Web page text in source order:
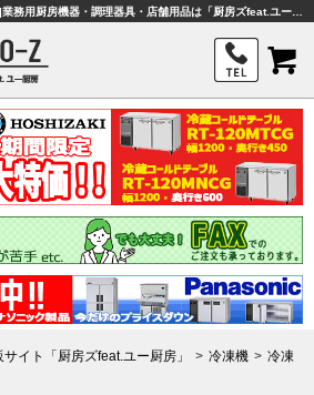
イト「厨房ズfeat.ユー厨房」 冷凍機
冷凍